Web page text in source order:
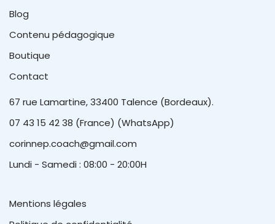
Blog
Contenu pédagogique
Boutique
Contact
67 rue Lamartine, 33400 Talence (Bordeaux).
07 43 15 42 38 (France) (WhatsApp)
corinnep.coach@gmail.com
Lundi - Samedi : 08:00 - 20:00H
Mentions légales